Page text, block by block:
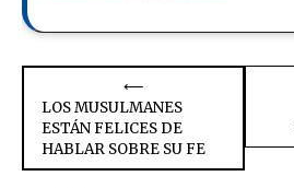
Navegación
de
entradas
⟵
LOS MUSULMANES
ESTÁN FELICES DE
HABLAR SOBRE SU FE